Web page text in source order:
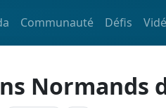
Communauté Défis
Normands